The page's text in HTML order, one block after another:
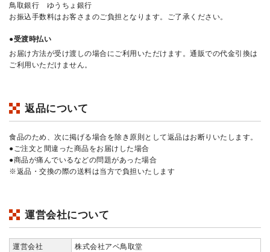
鳥取銀行 ゆうちょ銀行
お振込手数料はお客さまのご負担となります。ご了承ください。
●受渡時払い
お届け方法が受け渡しの場合にご利用いただけます。通販での代金引換は
ご利用いただけません。
返品について
食品のため、次に掲げる場合を除き原則として返品はお断りいたします。
●ご注文と間違った商品をお届けした場合
●商品が痛んでいるなどの問題があった場合
※返品・交換の際の送料は当方で負担いたします
運営会社について
運営会社
株式会社アベ鳥取堂